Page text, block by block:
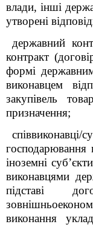
влади, інші
утворені
державний
контракт
формі
виконавцем
закупівель
призначення;
господарювання
іноземні
виконавцями
підставі
виконання